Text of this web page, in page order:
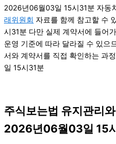
2026년06월03일 15시31분 자동
래위원회 자료를 함께 참고할 수
시31분 다만 실제 계약서에 들어
운영 기준에 따라 달라질 수 있으
서와 계약서를 직접 확인하는 과
일 15시31분
주식보는법 유지관리
2026년06월03일 15